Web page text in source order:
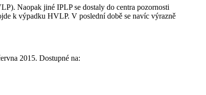
Naopak jiné IPLP se dostaly do centra pozornosti
k výpadku HVLP. V poslední době se navíc výrazně
2015. Dostupné na: